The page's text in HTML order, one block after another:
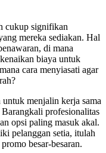
cukup signifikan
mereka sediakan. Hal
di mana
biaya untuk
cara menyiasati agar
menjalin kerja sama
Barangkali profesionalitas
opsi paling masuk akal.
pelanggan setia, itulah
besar-besaran.